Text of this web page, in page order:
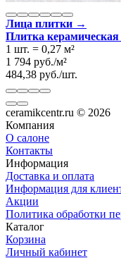
Лица плитки →
Плитка
1 шт. = 0,27 м²
1 794 руб./м²
484,38 руб./шт.
ceramikcentr.ru © 2026
Компания
О салоне
Контакты
Информация
Доставка и оплата
Информация для
Акции
Политика обработки
Каталог
Корзина
Личный кабинет